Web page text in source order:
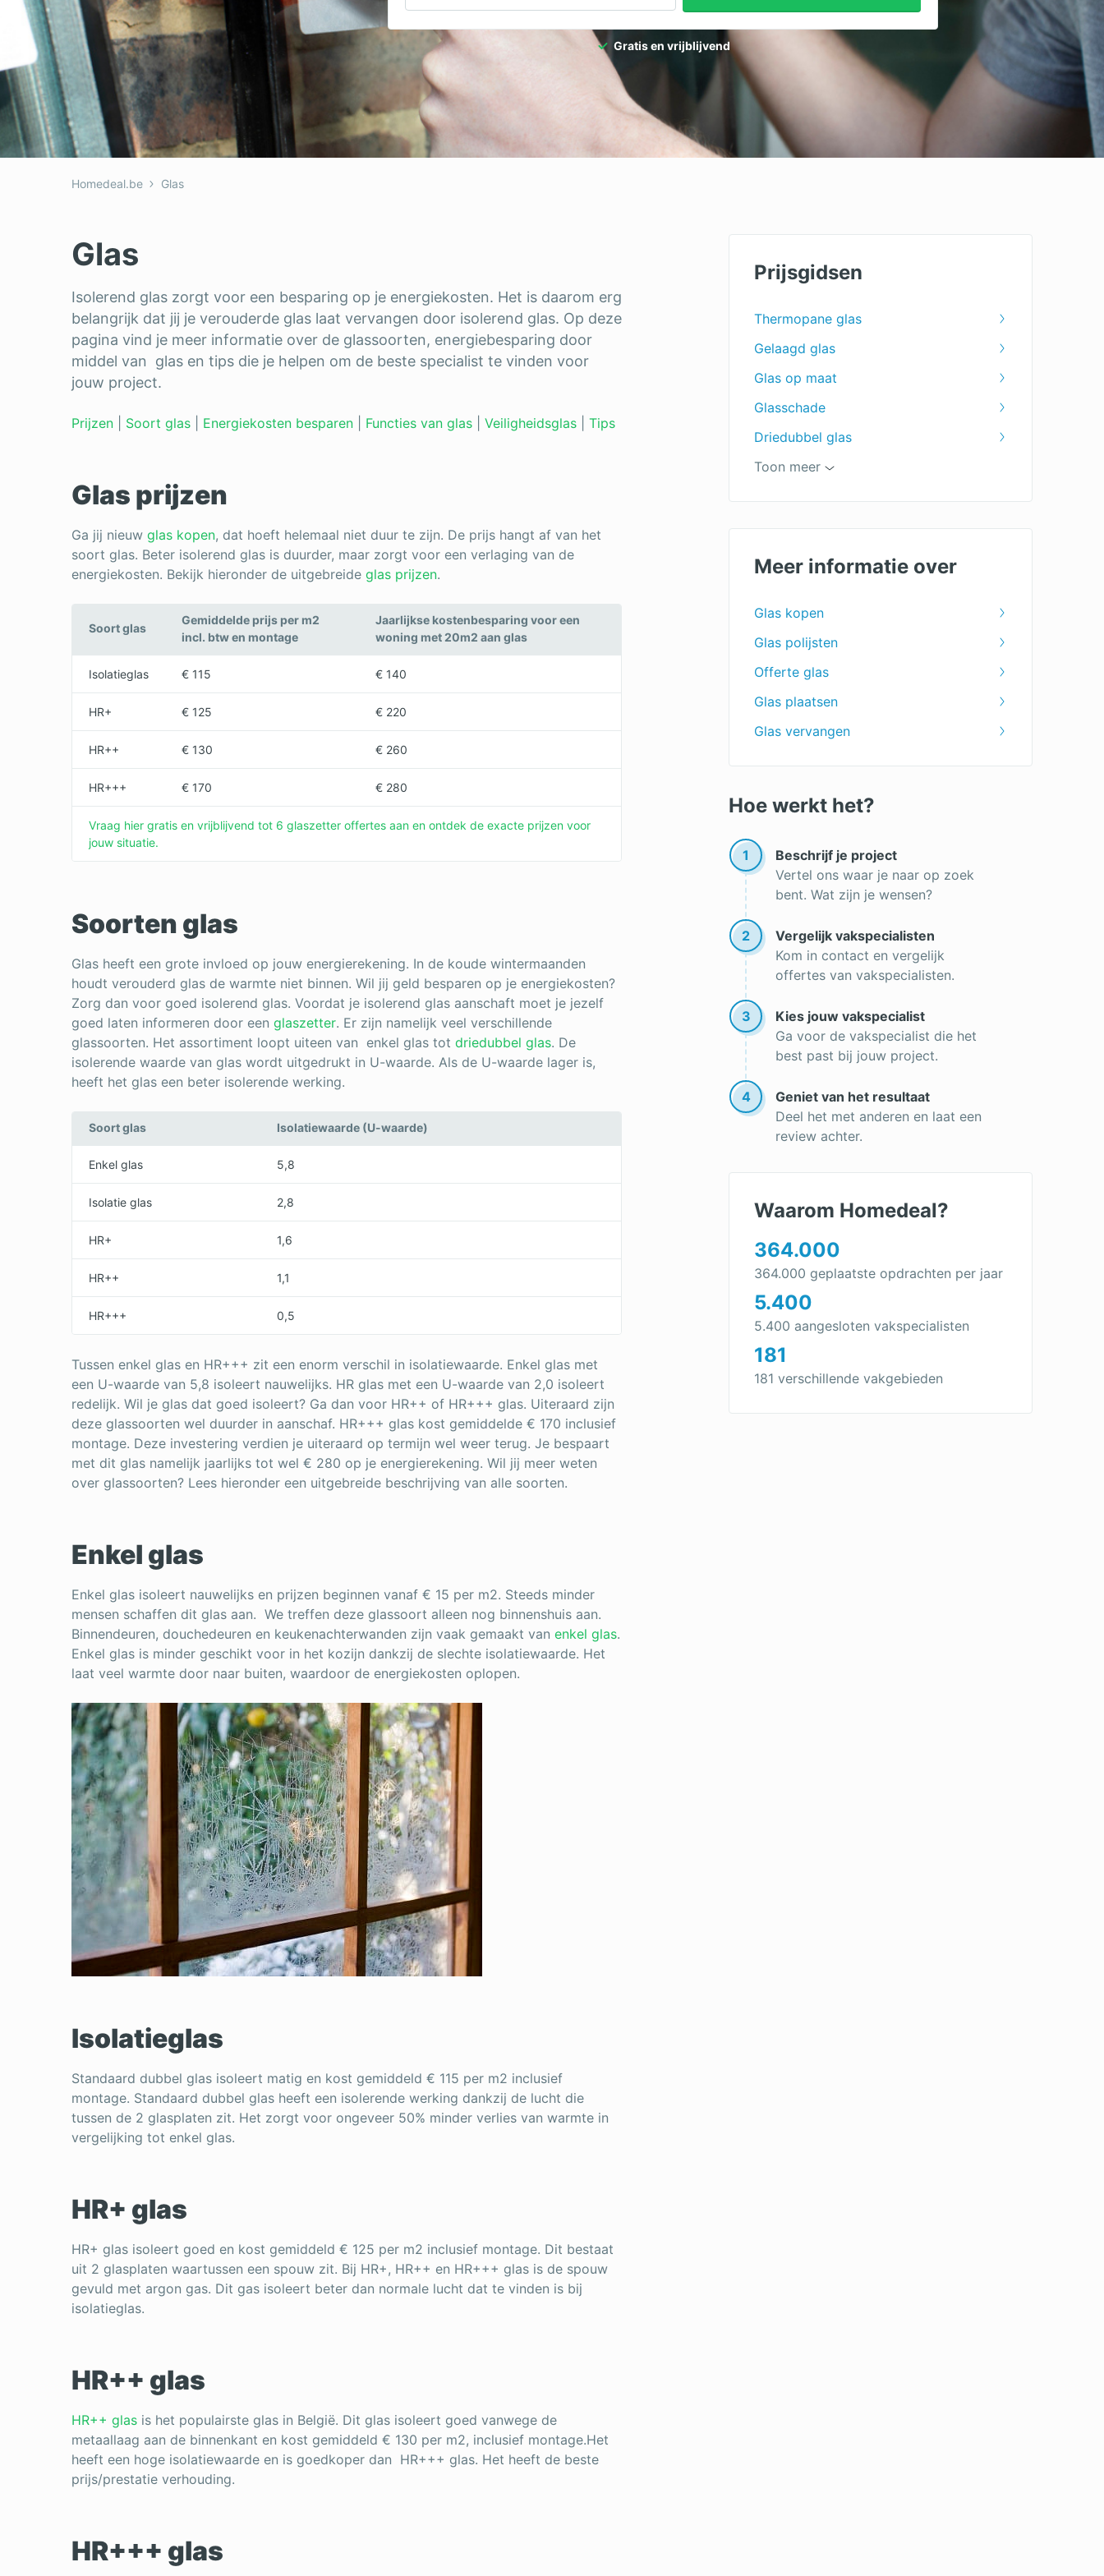
Gratis en vrijblijvend
Homedeal.be Glas
Glas
Isolerend glas zorgt voor een besparing op je energiekosten. Het is daarom erg
belangrijk dat jij je verouderde glas laat vervangen door isolerend glas. Op deze
pagina vind je meer informatie over de glassoorten, energiebesparing door
middel van glas en tips die je helpen om de beste specialist te vinden voor
jouw project.
Prijzen Soort glas Energiekosten besparen Functies van glas Veiligheidsglas Tips
Glas prijzen
Ga jij nieuw glas kopen, dat hoeft helemaal niet duur te zijn. De prijs hangt af van het
soort glas. Beter isolerend glas is duurder, maar zorgt voor een verlaging van de
energiekosten. Bekijk hieronder de uitgebreide glas prijzen.
Soort glas
Gemiddelde prijs per m2
incl. btw en montage
Jaarlijkse kostenbesparing voor een
woning met 20m2 aan glas
Isolatieglas € 115 € 140
HR+ € 125 € 220
HR++ € 130 € 260
HR+++ € 170 € 280
Vraag hier gratis en vrijblijvend tot 6 glaszetter offertes aan en ontdek de exacte prijzen voor
jouw situatie.
Soorten glas
Glas heeft een grote invloed op jouw energierekening. In de koude wintermaanden
houdt verouderd glas de warmte niet binnen. Wil jij geld besparen op je energiekosten?
Zorg dan voor goed isolerend glas. Voordat je isolerend glas aanschaft moet je jezelf
goed laten informeren door een glaszetter. Er zijn namelijk veel verschillende
glassoorten. Het assortiment loopt uiteen van enkel glas tot driedubbel glas. De
isolerende waarde van glas wordt uitgedrukt in U-waarde. Als de U-waarde lager is,
heeft het glas een beter isolerende werking.
Soort glas Isolatiewaarde (U-waarde)
Enkel glas 5,8
Isolatie glas 2,8
HR+ 1,6
HR++ 1,1
HR+++ 0,5
Tussen enkel glas en HR+++ zit een enorm verschil in isolatiewaarde. Enkel glas met
een U-waarde van 5,8 isoleert nauwelijks. HR glas met een U-waarde van 2,0 isoleert
redelijk. Wil je glas dat goed isoleert? Ga dan voor HR++ of HR+++ glas. Uiteraard zijn
deze glassoorten wel duurder in aanschaf. HR+++ glas kost gemiddelde € 170 inclusief
montage. Deze investering verdien je uiteraard op termijn wel weer terug. Je bespaart
met dit glas namelijk jaarlijks tot wel € 280 op je energierekening. Wil jij meer weten
over glassoorten? Lees hieronder een uitgebreide beschrijving van alle soorten.
Enkel glas
Enkel glas isoleert nauwelijks en prijzen beginnen vanaf € 15 per m2. Steeds minder
mensen schaffen dit glas aan. We treffen deze glassoort alleen nog binnenshuis aan.
Binnendeuren, douchedeuren en keukenachterwanden zijn vaak gemaakt van enkel glas.
Enkel glas is minder geschikt voor in het kozijn dankzij de slechte isolatiewaarde. Het
laat veel warmte door naar buiten, waardoor de energiekosten oplopen.
Isolatieglas
Standaard dubbel glas isoleert matig en kost gemiddeld € 115 per m2 inclusief
montage. Standaard dubbel glas heeft een isolerende werking dankzij de lucht die
tussen de 2 glasplaten zit. Het zorgt voor ongeveer 50% minder verlies van warmte in
vergelijking tot enkel glas.
HR+ glas
HR+ glas isoleert goed en kost gemiddeld € 125 per m2 inclusief montage. Dit bestaat
uit 2 glasplaten waartussen een spouw zit. Bij HR+, HR++ en HR+++ glas is de spouw
gevuld met argon gas. Dit gas isoleert beter dan normale lucht dat te vinden is bij
isolatieglas.
HR++ glas
HR++ glas is het populairste glas in België. Dit glas isoleert goed vanwege de
metaallaag aan de binnenkant en kost gemiddeld € 130 per m2, inclusief montage.Het
heeft een hoge isolatiewaarde en is goedkoper dan HR+++ glas. Het heeft de beste
prijs/prestatie verhouding.
HR+++ glas
Prijsgidsen
Thermopane glas
Gelaagd glas
Glas op maat
Glasschade
Driedubbel glas
Voorzetramen
Enkel glas
Glaszetter
Toon meer
Meer informatie over
Glas kopen
Glas polijsten
Offerte glas
Glas plaatsen
Glas vervangen
Hoe werkt het?
1
Beschrijf je project
Vertel ons waar je naar op zoek
bent. Wat zijn je wensen?
2
Vergelijk vakspecialisten
Kom in contact en vergelijk
offertes van vakspecialisten.
3
Kies jouw vakspecialist
Ga voor de vakspecialist die het
best past bij jouw project.
4
Geniet van het resultaat
Deel het met anderen en laat een
review achter.
Waarom Homedeal?
364.000
364.000 geplaatste opdrachten per jaar
5.400
5.400 aangesloten vakspecialisten
181
181 verschillende vakgebieden